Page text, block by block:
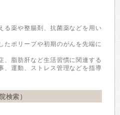
る薬や整腸剤、抗菌薬などを用い
たポリープや初期のがんを先端に
、脂肪肝など生活習慣に関連する
、運動、ストレス管理などを指導
検索）